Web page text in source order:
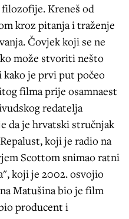
Kreneš od
kroz pitanja i traženje
Čovjek koji se ne
može stvoriti nešto
je prvi put počeo
filma prije osamnaest
redatelja
da je hrvatski stručnjak
koji je radio na
Scottom snimao ratni
koji je 2002. osvojio
Matušina bio je film
producent i